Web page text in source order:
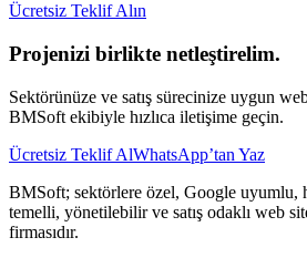
Ücretsiz Teklif Alın
Projenizi birlikte netleştirelim.
Sektörünüze ve satış sürecinize uygun
BMSoft ekibiyle hızlıca iletişime geçin.
Ücretsiz Teklif AlWhatsApp’tan Yaz
BMSoft; sektörlere özel, Google uyumlu,
temelli, yönetilebilir ve satış odaklı web
firmasıdır.